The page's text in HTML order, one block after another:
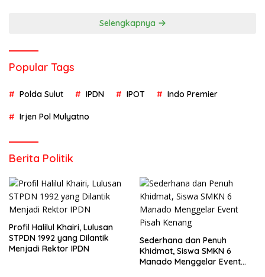
Selengkapnya
Popular Tags
Polda Sulut IPDN IPOT Indo Premier
Irjen Pol Mulyatno
Berita Politik
Profil Halilul Khairi, Lulusan
STPDN 1992 yang Dilantik
Menjadi Rektor IPDN
Sederhana dan Penuh
Khidmat, Siswa SMKN 6
Manado Menggelar Event